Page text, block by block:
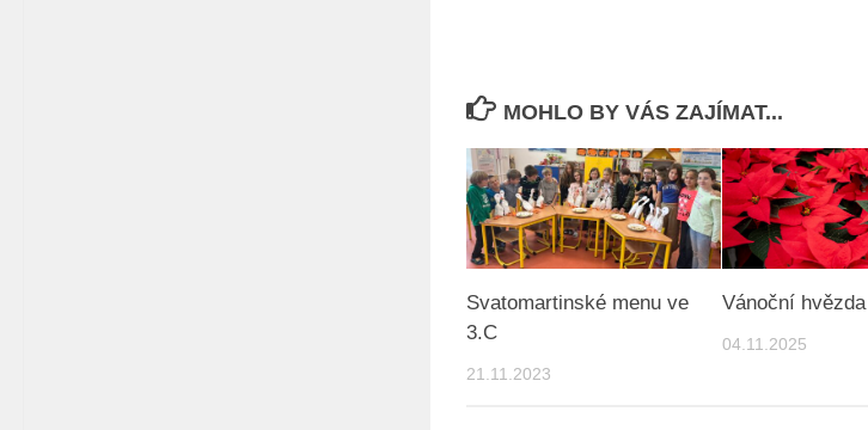
MOHLO BY VÁS ZAJÍMAT...
Svatomartinské menu ve
3.C
21.11.2023
Vánoční hvězda
04.11.2025